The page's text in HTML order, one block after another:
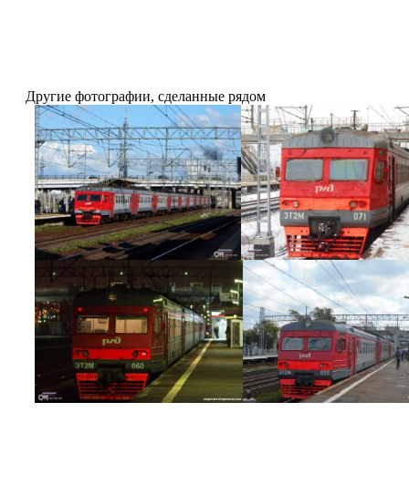
Другие фотографии, сделанные рядом